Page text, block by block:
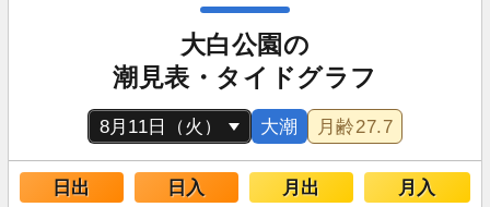
大白公園の
潮見表・タイドグラフ
大潮 月齢27.7
日出 日入 月出 月入